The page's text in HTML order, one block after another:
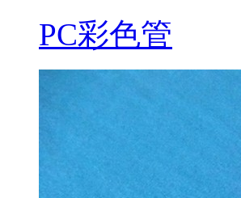
PC彩色管